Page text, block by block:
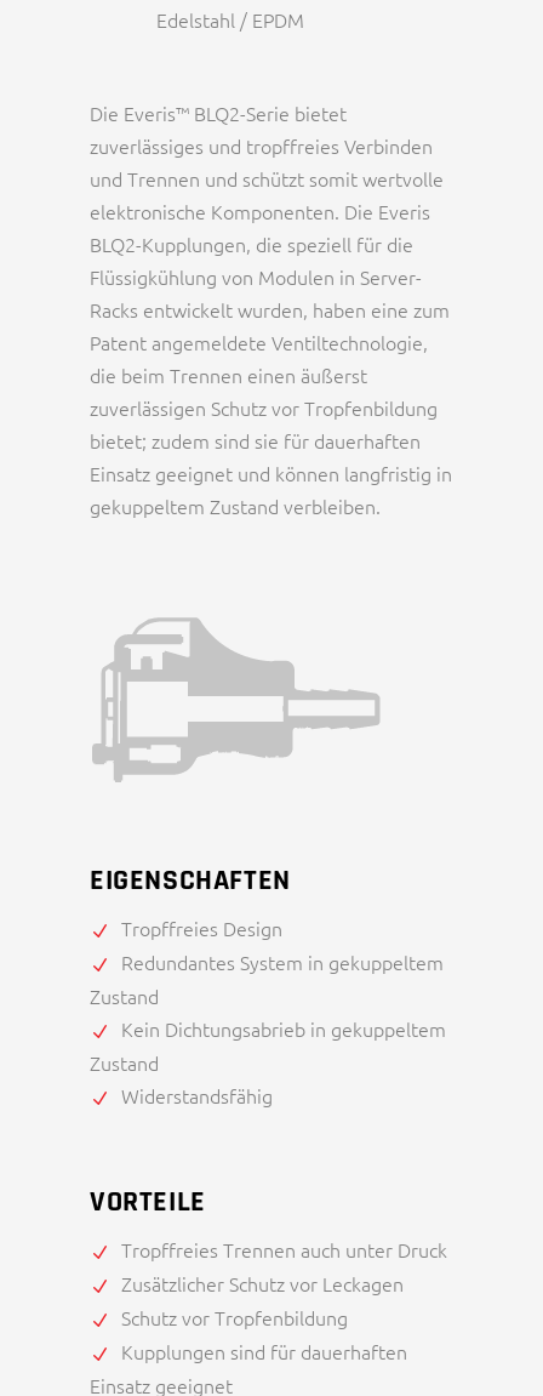
Edelstahl / EPDM
Die Everis™ BLQ2-Serie bietet
zuverlässiges und tropffreies Verbinden
und Trennen und schützt somit wertvolle
elektronische Komponenten. Die Everis
BLQ2-Kupplungen, die speziell für die
Flüssigkühlung von Modulen in Server-
Racks entwickelt wurden, haben eine zum
Patent angemeldete Ventiltechnologie,
die beim Trennen einen äußerst
zuverlässigen Schutz vor Tropfenbildung
bietet; zudem sind sie für dauerhaften
Einsatz geeignet und können langfristig in
gekuppeltem Zustand verbleiben.
EIGENSCHAFTEN
Tropffreies Design
Redundantes System in gekuppeltem
Zustand
Kein Dichtungsabrieb in gekuppeltem
Zustand
Widerstandsfähig
VORTEILE
Tropffreies Trennen auch unter Druck
Zusätzlicher Schutz vor Leckagen
Schutz vor Tropfenbildung
Kupplungen sind für dauerhaften
Einsatz geeignet